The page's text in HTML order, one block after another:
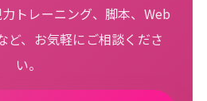
トレーニング、脚本、Web
ど、お気軽にご相談くださ
い。